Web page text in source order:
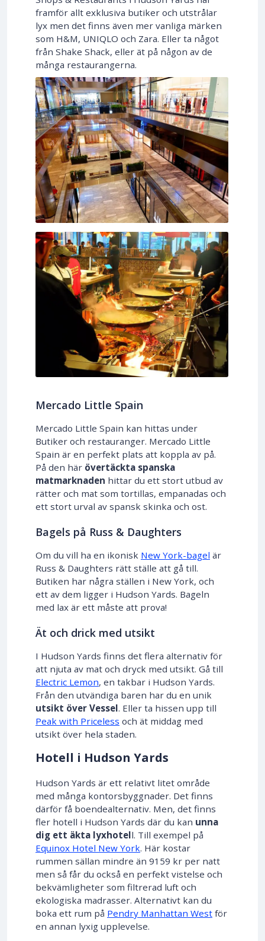
framför allt exklusiva butiker och utstrålar
lyx men det finns även mer vanliga märken
som H&M, UNIQLO och Zara. Eller ta något
från Shake Shack, eller ät på någon av de
många restaurangerna.
Mercado Little Spain
Mercado Little Spain kan hittas under
Butiker och restauranger. Mercado Little
Spain är en perfekt plats att koppla av på.
På den här övertäckta spanska
matmarknaden hittar du ett stort utbud av
rätter och mat som tortillas, empanadas och
ett stort urval av spansk skinka och ost.
Bagels på Russ & Daughters
Om du vill ha en ikonisk New York-bagel är
Russ & Daughters rätt ställe att gå till.
Butiken har några ställen i New York, och
ett av dem ligger i Hudson Yards. Bageln
med lax är ett måste att prova!
Ät och drick med utsikt
I Hudson Yards finns det flera alternativ för
att njuta av mat och dryck med utsikt. Gå till
Electric Lemon, en takbar i Hudson Yards.
Från den utvändiga baren har du en unik
utsikt över Vessel. Eller ta hissen upp till
Peak with Priceless och ät middag med
utsikt över hela staden.
Hotell i Hudson Yards
Hudson Yards är ett relativt litet område
med många kontorsbyggnader. Det finns
därför få boendealternativ. Men, det finns
fler hotell i Hudson Yards där du kan unna
dig ett äkta lyxhotell. Till exempel på
Equinox Hotel New York. Här kostar
rummen sällan mindre än 9159 kr per natt
men så får du också en perfekt vistelse och
bekvämligheter som filtrerad luft och
ekologiska madrasser. Alternativt kan du
boka ett rum på Pendry Manhattan West för
en annan lyxig upplevelse.